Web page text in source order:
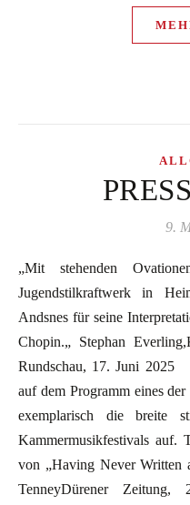
9.
„Mit stehenden Ovationen feierten die Zuschauer im
Jugendstilkraftwerk in
Andsnes für seine
Chopin.„ Stephan
Rundschau, 17. Juni 2025
auf dem Programm eines
exemplarisch die breite
Kammermusikfestivals auf.
von „Having Never Written
TenneyDürener